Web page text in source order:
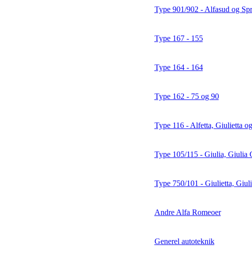
Type 901/902 - Alfasud og
Type 167 - 155
Type 164 - 164
Type 162 - 75 og 90
Type 116 - Alfetta, Giulietta
Type 105/115 - Giulia, Giulia
Type 750/101 - Giulietta,
Andre Alfa Romeoer
Generel autoteknik